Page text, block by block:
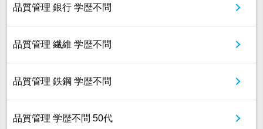
品質管理 銀行 学歴不問
品質管理 繊維 学歴不問
品質管理 鉄鋼 学歴不問
品質管理 学歴不問 50代